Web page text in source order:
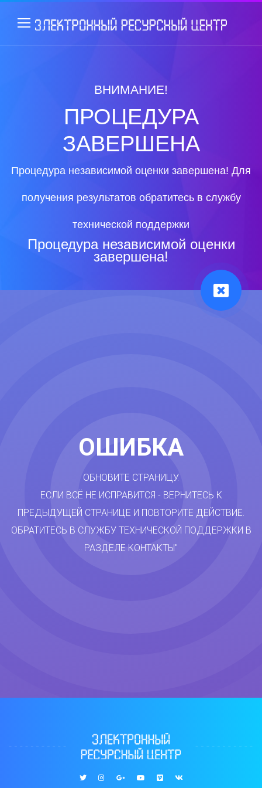
ВНИМАНИЕ!
ПРОЦЕДУРА
ЗАВЕРШЕНА
Процедура независимой оценки завершена! Для
получения результатов обратитесь в службу
технической поддержки
Процедура независимой оценки
завершена!
ОШИБКА
ОБНОВИТЕ СТРАНИЦУ.
ЕСЛИ ВСЁ НЕ ИСПРАВИТСЯ - ВЕРНИТЕСЬ К
ПРЕДЫДУЩЕЙ СТРАНИЦЕ И ПОВТОРИТЕ ДЕЙСТВИЕ.
ОБРАТИТЕСЬ В СЛУЖБУ ТЕХНИЧЕСКОЙ ПОДДЕРЖКИ В
РАЗДЕЛЕ КОНТАКТЫ"